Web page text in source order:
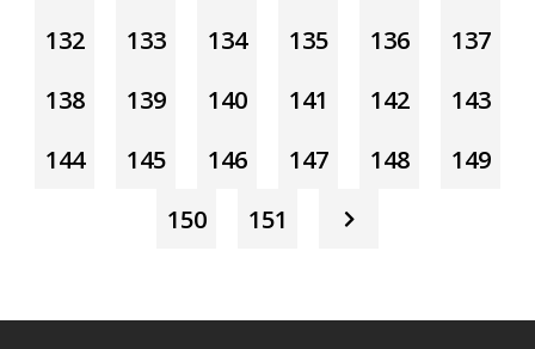
132
133 134 135 136
137
138
139 140 141 142
143
144
145 146 147 148
149
150
151